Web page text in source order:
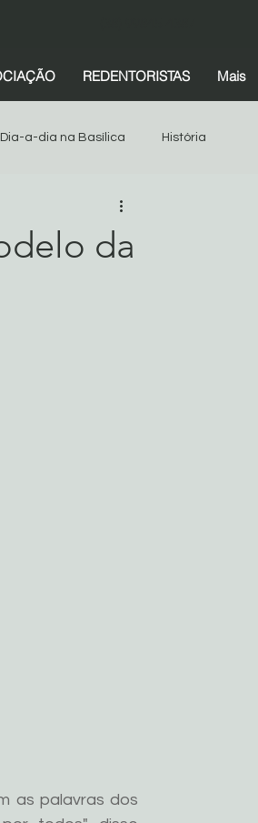
REDENTORISTAS Mais
Dia-a-dia na Basílica História
da
as palavras dos